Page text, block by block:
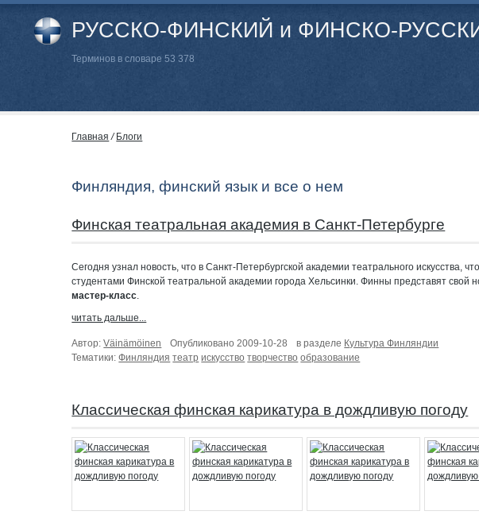
РУССКО-ФИНСКИЙ и ФИНСКО-
Терминов в словаре 53 378
Главная / Блоги
Финляндия, финский язык и все о нем
Финская театральная академия в Санкт-Петербурге
Сегодня узнал новость, что в Санкт-Петербургской академии театрального искусства,
студентами Финской театральной академии города Хельсинки. Финны представят свой
мастер-класс.
читать дальше...
Автор:Väinämöinen Опубликовано 2009-10-28 в разделе Культура Финляндии
Тематики:Финляндия театр искусство творчество образование
Классическая финская карикатура в дождливую погоду